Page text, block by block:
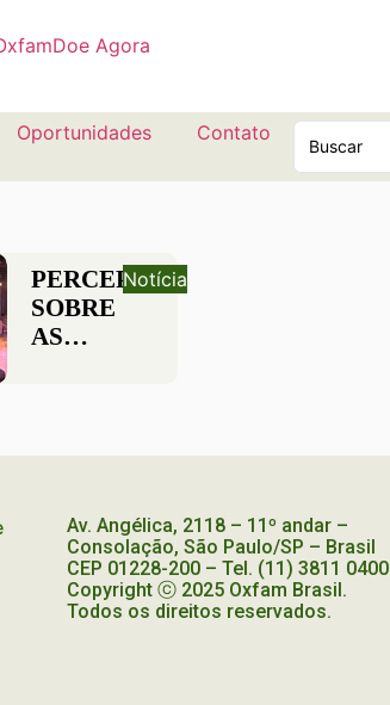
Doe Agora
Oportunidades Contato
PERCEPÇÃO
SOBRE
AS
Notícia
Av. Angélica, 2118 – 11º andar –
Consolação, São Paulo/SP – Brasil
CEP 01228-200 – Tel. (11) 3811 0400
Copyright ⓒ 2025 Oxfam Brasil.
Todos os direitos reservados.